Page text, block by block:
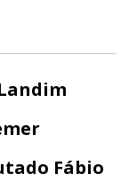
Fábio